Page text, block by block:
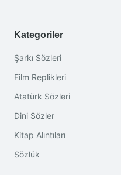
Kategoriler
Şarkı Sözleri
Film Replikleri
Atatürk Sözleri
Dini Sözler
Kitap Alıntıları
Sözlük